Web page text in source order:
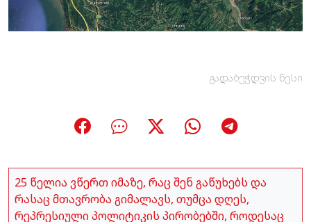
გადაბეჭდვის წესი
25 წელია ვწერთ იმაზე, რაც შენ გაწუხებს და
რასაც მთავრობა გიმალავს, თუმცა დღეს,
რეპრესიული პოლიტიკის პირობებში, როდესაც